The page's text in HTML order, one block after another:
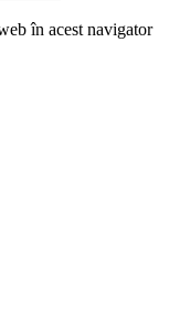
în acest navigator